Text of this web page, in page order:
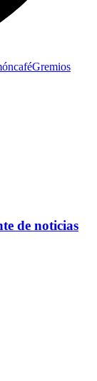
caféGremios
de noticias